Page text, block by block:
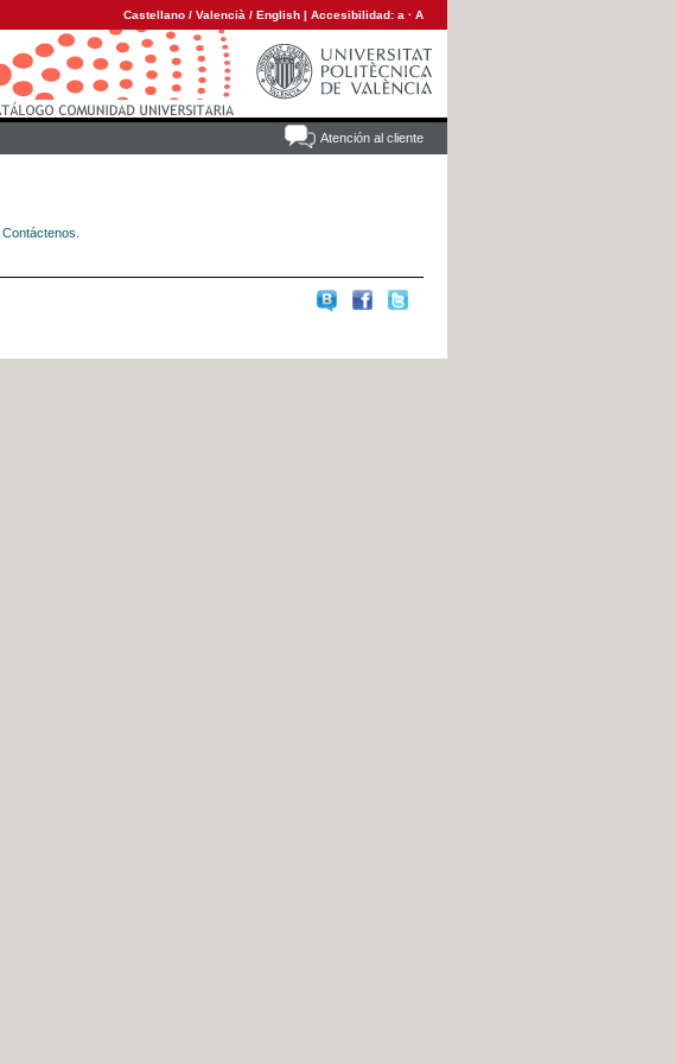
Castellano / Valencià / English | Accesibilidad: a · A
Atención al cliente
Contáctenos